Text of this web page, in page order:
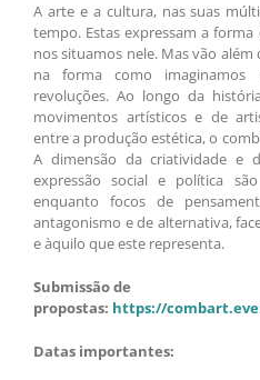
A arte e a cultura, nas suas
tempo. Estas expressam a
nos situamos nele. Mas vão
na forma como imaginamos
revoluções. Ao longo da
movimentos artísticos e de
entre a produção estética, o
A dimensão da criatividade e
expressão social e política
enquanto focos de
antagonismo e de alternativa,
e àquilo que este representa.
Submissão de
propostas: https://
Datas importantes: